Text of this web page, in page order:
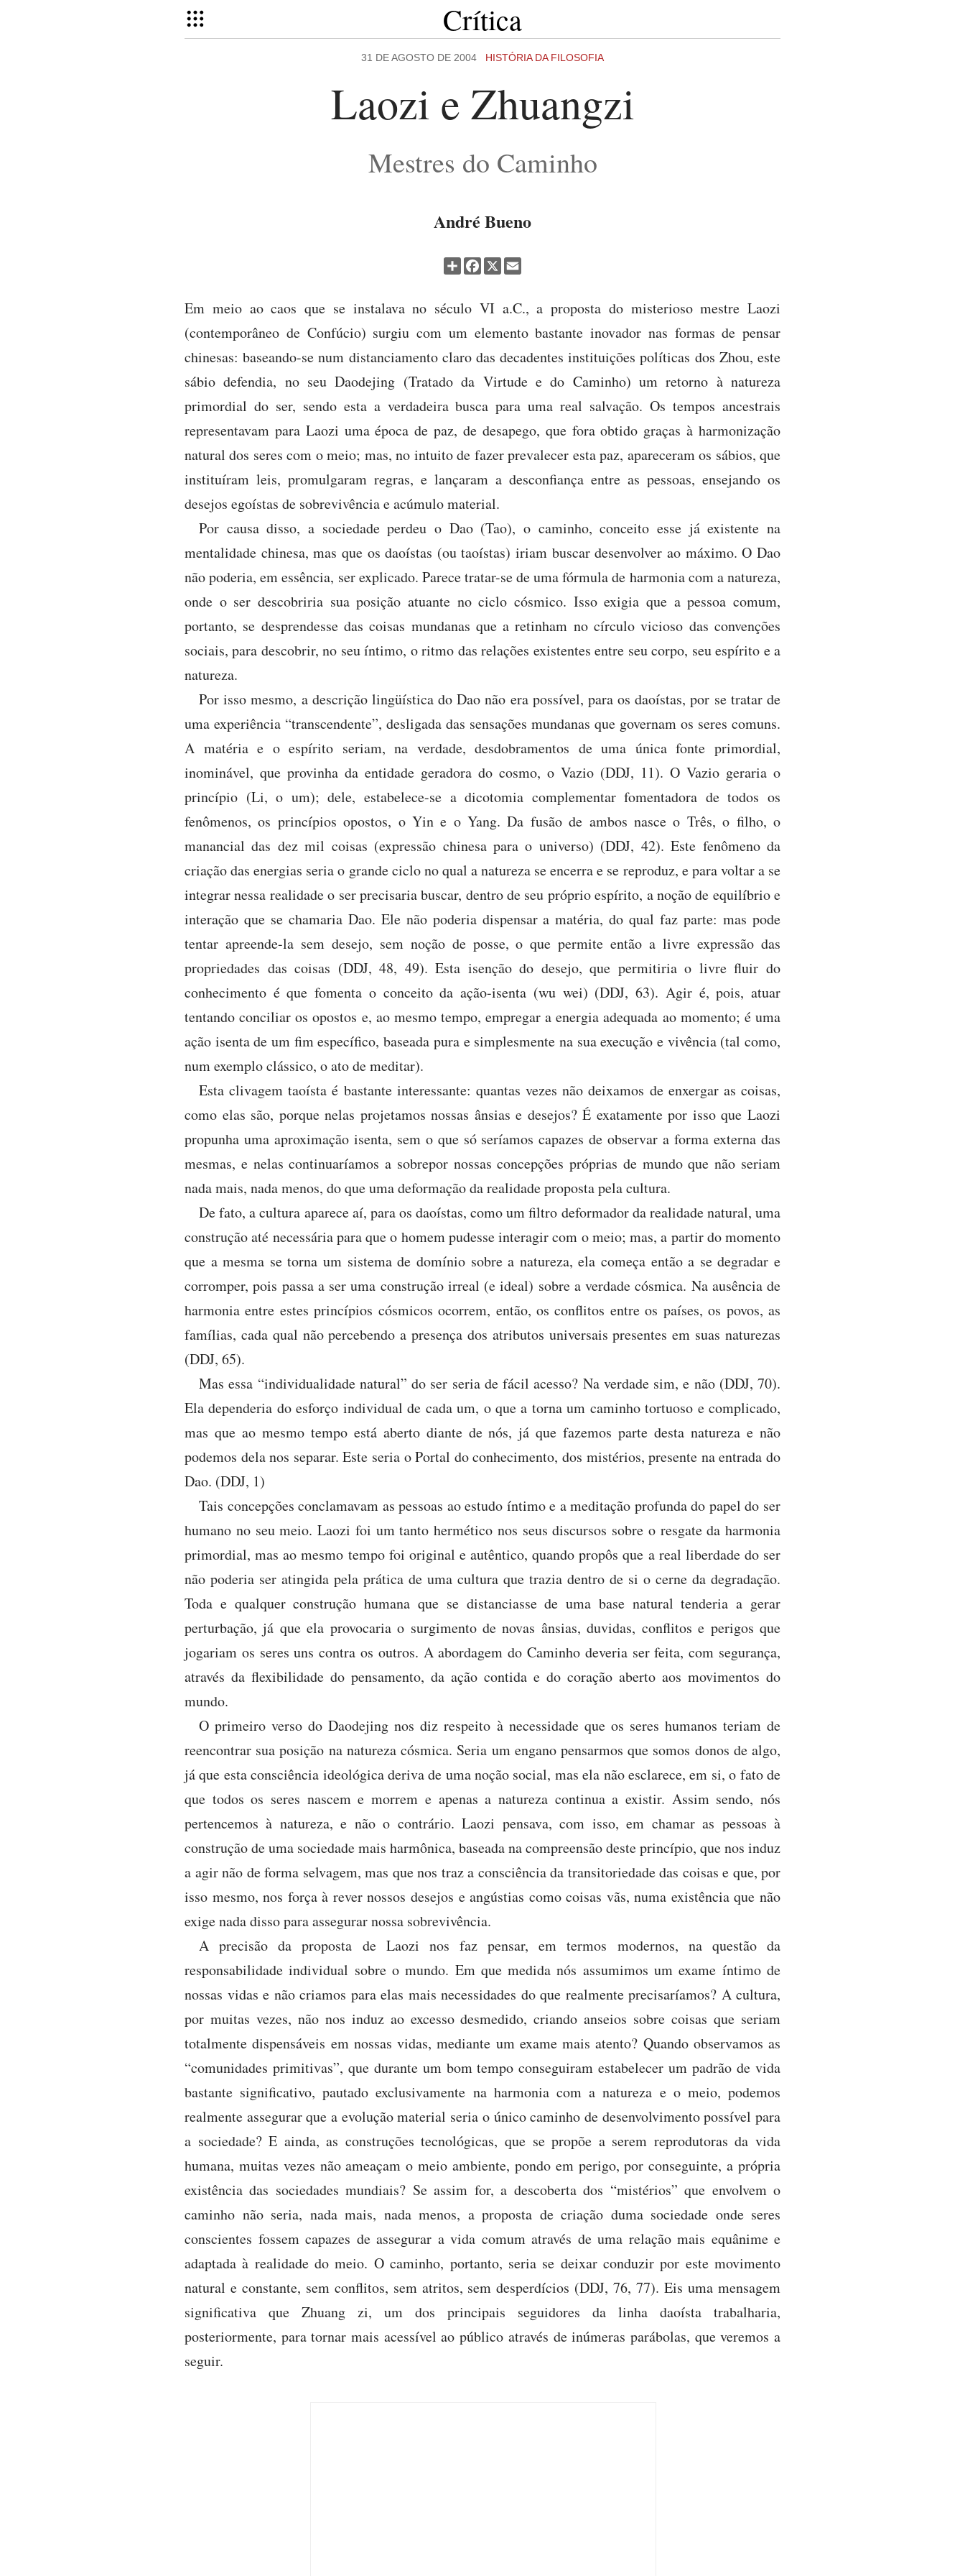
Crítica
31 DE AGOSTO DE 2004 HISTÓRIA DA FILOSOFIA
Laozi e Zhuangzi
Mestres do Caminho
André Bueno
Partilhar
Facebook
X
Em meio ao caos que se instalava no século VI a.C., a proposta do misterioso mestre Laozi
(contemporâneo de Confúcio) surgiu com um elemento bastante inovador nas formas de pensar
chinesas: baseando-se num distanciamento claro das decadentes instituições políticas dos Zhou, este
sábio defendia, no seu Daodejing (Tratado da Virtude e do Caminho) um retorno à natureza
primordial do ser, sendo esta a verdadeira busca para uma real salvação. Os tempos ancestrais
representavam para Laozi uma época de paz, de desapego, que fora obtido graças à harmonização
natural dos seres com o meio; mas, no intuito de fazer prevalecer esta paz, apareceram os sábios, que
instituíram leis, promulgaram regras, e lançaram a desconfiança entre as pessoas, ensejando os
desejos egoístas de sobrevivência e acúmulo material.
Por causa disso, a sociedade perdeu o Dao (Tao), o caminho, conceito esse já existente na
mentalidade chinesa, mas que os daoístas (ou taoístas) iriam buscar desenvolver ao máximo. O Dao
não poderia, em essência, ser explicado. Parece tratar-se de uma fórmula de harmonia com a natureza,
onde o ser descobriria sua posição atuante no ciclo cósmico. Isso exigia que a pessoa comum,
portanto, se desprendesse das coisas mundanas que a retinham no círculo vicioso das convenções
sociais, para descobrir, no seu íntimo, o ritmo das relações existentes entre seu corpo, seu espírito e a
natureza.
Por isso mesmo, a descrição lingüística do Dao não era possível, para os daoístas, por se tratar de
uma experiência “transcendente”, desligada das sensações mundanas que governam os seres comuns.
A matéria e o espírito seriam, na verdade, desdobramentos de uma única fonte primordial,
inominável, que provinha da entidade geradora do cosmo, o Vazio (DDJ, 11). O Vazio geraria o
princípio (Li, o um); dele, estabelece-se a dicotomia complementar fomentadora de todos os
fenômenos, os princípios opostos, o Yin e o Yang. Da fusão de ambos nasce o Três, o filho, o
manancial das dez mil coisas (expressão chinesa para o universo) (DDJ, 42). Este fenômeno da
criação das energias seria o grande ciclo no qual a natureza se encerra e se reproduz, e para voltar a se
integrar nessa realidade o ser precisaria buscar, dentro de seu próprio espírito, a noção de equilíbrio e
interação que se chamaria Dao. Ele não poderia dispensar a matéria, do qual faz parte: mas pode
tentar apreende-la sem desejo, sem noção de posse, o que permite então a livre expressão das
propriedades das coisas (DDJ, 48, 49). Esta isenção do desejo, que permitiria o livre fluir do
conhecimento é que fomenta o conceito da ação-isenta (wu wei) (DDJ, 63). Agir é, pois, atuar
tentando conciliar os opostos e, ao mesmo tempo, empregar a energia adequada ao momento; é uma
ação isenta de um fim específico, baseada pura e simplesmente na sua execução e vivência (tal como,
num exemplo clássico, o ato de meditar).
Esta clivagem taoísta é bastante interessante: quantas vezes não deixamos de enxergar as coisas,
como elas são, porque nelas projetamos nossas ânsias e desejos? É exatamente por isso que Laozi
propunha uma aproximação isenta, sem o que só seríamos capazes de observar a forma externa das
mesmas, e nelas continuaríamos a sobrepor nossas concepções próprias de mundo que não seriam
nada mais, nada menos, do que uma deformação da realidade proposta pela cultura.
De fato, a cultura aparece aí, para os daoístas, como um filtro deformador da realidade natural, uma
construção até necessária para que o homem pudesse interagir com o meio; mas, a partir do momento
que a mesma se torna um sistema de domínio sobre a natureza, ela começa então a se degradar e
corromper, pois passa a ser uma construção irreal (e ideal) sobre a verdade cósmica. Na ausência de
harmonia entre estes princípios cósmicos ocorrem, então, os conflitos entre os países, os povos, as
famílias, cada qual não percebendo a presença dos atributos universais presentes em suas naturezas
(DDJ, 65).
Mas essa “individualidade natural” do ser seria de fácil acesso? Na verdade sim, e não (DDJ, 70).
Ela dependeria do esforço individual de cada um, o que a torna um caminho tortuoso e complicado,
mas que ao mesmo tempo está aberto diante de nós, já que fazemos parte desta natureza e não
podemos dela nos separar. Este seria o Portal do conhecimento, dos mistérios, presente na entrada do
Dao. (DDJ, 1)
Tais concepções conclamavam as pessoas ao estudo íntimo e a meditação profunda do papel do ser
humano no seu meio. Laozi foi um tanto hermético nos seus discursos sobre o resgate da harmonia
primordial, mas ao mesmo tempo foi original e autêntico, quando propôs que a real liberdade do ser
não poderia ser atingida pela prática de uma cultura que trazia dentro de si o cerne da degradação.
Toda e qualquer construção humana que se distanciasse de uma base natural tenderia a gerar
perturbação, já que ela provocaria o surgimento de novas ânsias, duvidas, conflitos e perigos que
jogariam os seres uns contra os outros. A abordagem do Caminho deveria ser feita, com segurança,
através da flexibilidade do pensamento, da ação contida e do coração aberto aos movimentos do
mundo.
O primeiro verso do Daodejing nos diz respeito à necessidade que os seres humanos teriam de
reencontrar sua posição na natureza cósmica. Seria um engano pensarmos que somos donos de algo,
já que esta consciência ideológica deriva de uma noção social, mas ela não esclarece, em si, o fato de
que todos os seres nascem e morrem e apenas a natureza continua a existir. Assim sendo, nós
pertencemos à natureza, e não o contrário. Laozi pensava, com isso, em chamar as pessoas à
construção de uma sociedade mais harmônica, baseada na compreensão deste princípio, que nos induz
a agir não de forma selvagem, mas que nos traz a consciência da transitoriedade das coisas e que, por
isso mesmo, nos força à rever nossos desejos e angústias como coisas vãs, numa existência que não
exige nada disso para assegurar nossa sobrevivência.
A precisão da proposta de Laozi nos faz pensar, em termos modernos, na questão da
responsabilidade individual sobre o mundo. Em que medida nós assumimos um exame íntimo de
nossas vidas e não criamos para elas mais necessidades do que realmente precisaríamos? A cultura,
por muitas vezes, não nos induz ao excesso desmedido, criando anseios sobre coisas que seriam
totalmente dispensáveis em nossas vidas, mediante um exame mais atento? Quando observamos as
“comunidades primitivas”, que durante um bom tempo conseguiram estabelecer um padrão de vida
bastante significativo, pautado exclusivamente na harmonia com a natureza e o meio, podemos
realmente assegurar que a evolução material seria o único caminho de desenvolvimento possível para
a sociedade? E ainda, as construções tecnológicas, que se propõe a serem reprodutoras da vida
humana, muitas vezes não ameaçam o meio ambiente, pondo em perigo, por conseguinte, a própria
existência das sociedades mundiais? Se assim for, a descoberta dos “mistérios” que envolvem o
caminho não seria, nada mais, nada menos, a proposta de criação duma sociedade onde seres
conscientes fossem capazes de assegurar a vida comum através de uma relação mais equânime e
adaptada à realidade do meio. O caminho, portanto, seria se deixar conduzir por este movimento
natural e constante, sem conflitos, sem atritos, sem desperdícios (DDJ, 76, 77). Eis uma mensagem
significativa que Zhuang zi, um dos principais seguidores da linha daoísta trabalharia,
posteriormente, para tornar mais acessível ao público através de inúmeras parábolas, que veremos a
seguir.